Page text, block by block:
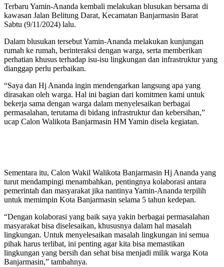
Terbaru Yamin-Ananda kembali melakukan blusukan bersama di
kawasan Jalan Belitung Darat, Kecamatan Banjarmasin Barat
Sabtu (9/11/2024) lalu.
Dalam blusukan tersebut Yamin-Ananda melakukan kunjungan
rumah ke rumah, berinteraksi dengan warga, serta memberikan
perhatian khusus terhadap isu-isu lingkungan dan infrastruktur yang
dianggap perlu perbaikan.
“Saya dan Hj Ananda ingin mendengarkan langsung apa yang
dirasakan oleh warga. Hal ini bagian dari komitmen kami untuk
bekerja sama dengan warga dalam menyelesaikan berbagai
permasalahan, terutama di bidang infrastruktur dan kebersihan,”
ucap Calon Walikota Banjarmasin HM Yamin disela kegiatan.
Sementara itu, Calon Wakil Walikota Banjarmasin Hj Ananda yang
turut mendampingi menambahkan, pentingnya kolaborasi antara
pemerintah dan masyarakat jika nantinya Yamin-Ananda terpilih
untuk memimpin Kota Banjarmasin selama 5 tahun kedepan.
“Dengan kolaborasi yang baik saya yakin berbagai permasalahan
masyarakat bisa diselesaikan, khususnya dalam hal masalah
lingkungan. Untuk menyelesaikan masalah lingkungan ini semua
pihak harus terlibat, ini penting agar kita bisa memastikan
lingkungan yang bersih dan sehat bisa menjadi milik warga Kota
Banjarmasin,” tambahnya.